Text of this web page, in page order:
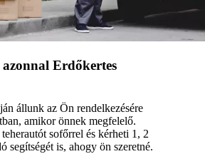
Erdőkertes
állunk az Ön rendelkezésére
amikor önnek megfelelő.
sofőrrel és kérheti 1, 2
segítségét is, ahogy ön szeretné.